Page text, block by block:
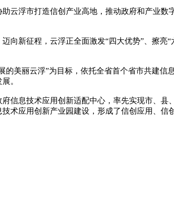
云浮市打造信创产业高地，推动政府和产业数
向新征程，云浮正全面激发“四大优势”、擦亮“
美丽云浮”为目标，依托全省首个省市共建信
。
信息技术应用创新适配中心，率先实现市、县
术应用创新产业园建设，形成了信创应用、信